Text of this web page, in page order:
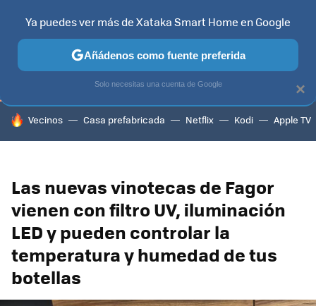
TELEVISORES CONTENIDOS SMART TV SELECCIÓN
HOY SE HABLA DE
Vecinos Casa prefabricada Netflix Kodi Apple TV
Las nuevas vinotecas de Fagor
vienen con filtro UV, iluminación
LED y pueden controlar la
temperatura y humedad de tus
botellas
×
Ya puedes ver más de Xataka Smart Home en Google
Añádenos como fuente preferida
Solo necesitas una cuenta de Google